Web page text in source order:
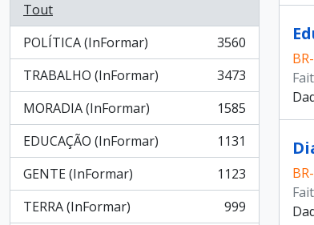
Tout
POLÍTICA (InFormar)
, 3560 résultats
3560
TRABALHO (InFormar)
, 3473 résultats
3473
MORADIA (InFormar)
, 1585 résultats
1585
EDUCAÇÃO (InFormar)
, 1131 résultats
1131
GENTE (InFormar)
, 1123 résultats
1123
TERRA (InFormar)
, 999 résultats
999